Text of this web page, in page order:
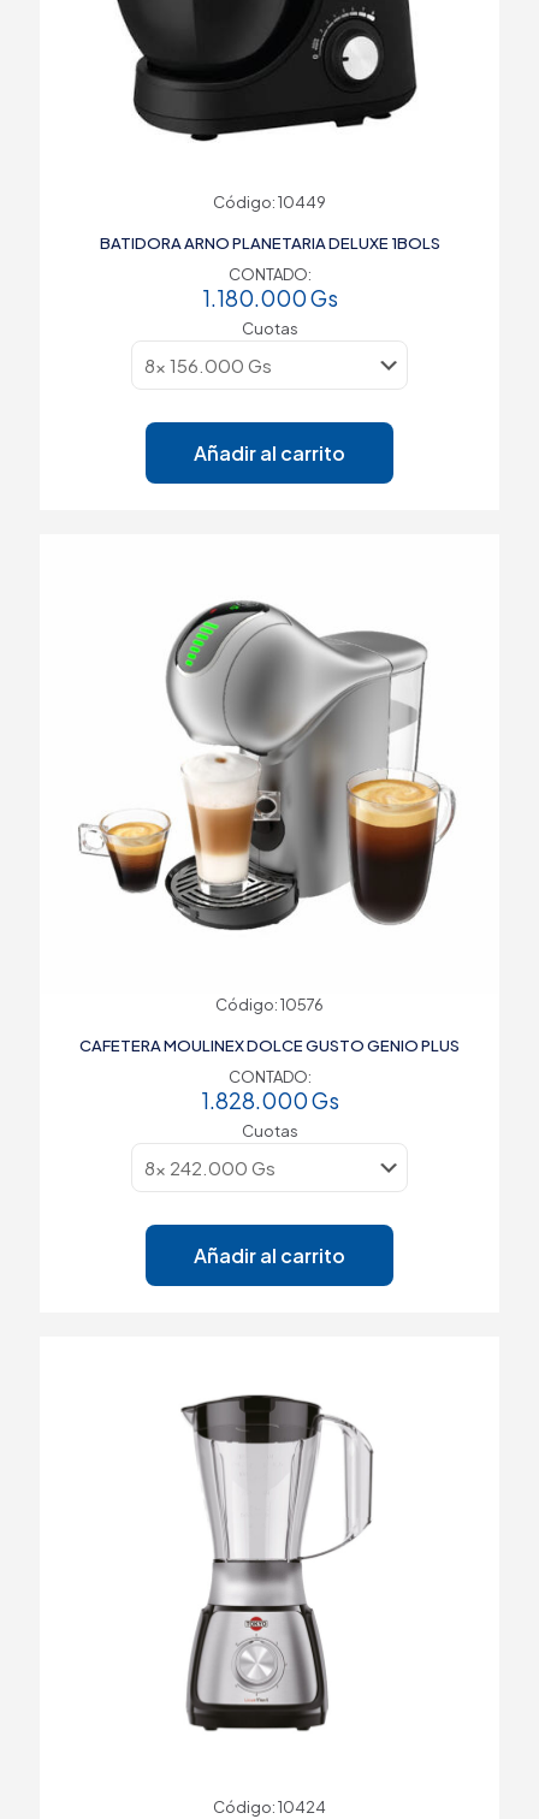
Código: 10449
BATIDORA ARNO PLANETARIA DELUXE 1BOLS
CONTADO:
1.180.000Gs
Cuotas
Añadir al carrito
Código: 10576
CAFETERA MOULINEX DOLCE GUSTO GENIO PLUS
CONTADO:
1.828.000Gs
Cuotas
Añadir al carrito
Código: 10424